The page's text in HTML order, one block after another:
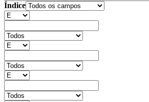
Índice